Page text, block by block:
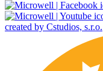
created by Cstudios, s.r.o.